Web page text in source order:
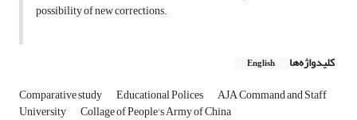
possibility of new corrections.
کلیدواژه‌ها English
Comparative study Educational Polices AJA Command and Staff
University Collage of People's Army of China